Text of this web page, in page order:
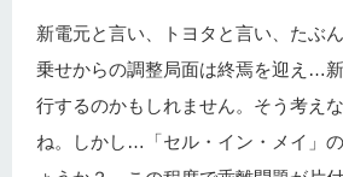
新電元と言い、トヨタと言い、たぶ
乗せからの調整局面は終焉を迎え…
行するのかもしれません。そう考え
ね。しかし…「セル・イン・メイ」